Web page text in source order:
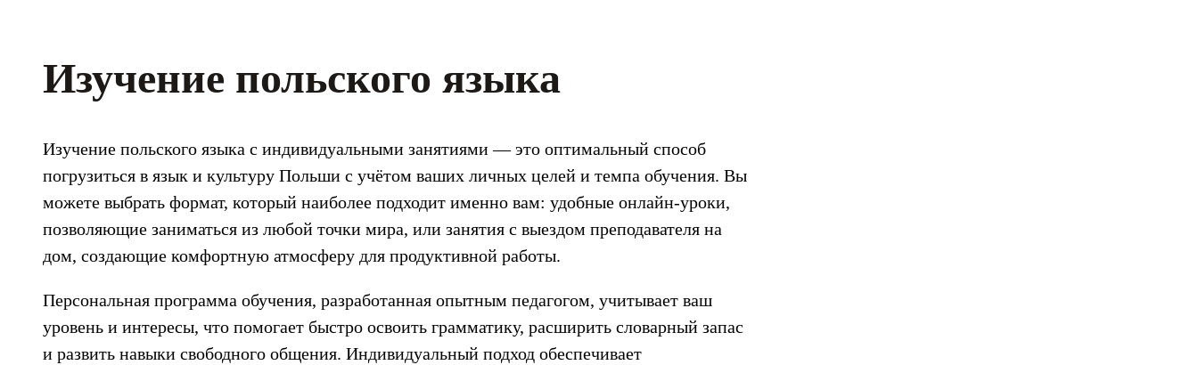
Изучение польского языка
Изучение польского языка с индивидуальными занятиями — это оптимальный способ
погрузиться в язык и культуру Польши с учётом ваших личных целей и темпа обучения. Вы
можете выбрать формат, который наиболее подходит именно вам: удобные онлайн-уроки,
позволяющие заниматься из любой точки мира, или занятия с выездом преподавателя на
дом, создающие комфортную атмосферу для продуктивной работы.
Персональная программа обучения, разработанная опытным педагогом, учитывает ваш
уровень и интересы, что помогает быстро освоить грамматику, расширить словарный запас
и развить навыки свободного общения. Индивидуальный подход обеспечивает